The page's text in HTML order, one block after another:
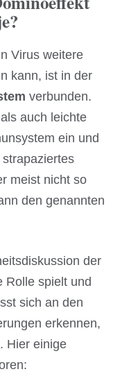
Virus weitere
kann, ist in der
verbunden.
auch leichte
ein und
meist nicht so
den genannten
der
Rolle spielt und
sich an den
erkennen,
Hier einige